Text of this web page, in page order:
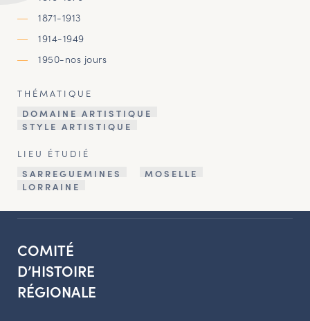
1871-1913
1914-1949
1950-nos jours
THÉMATIQUE
DOMAINE ARTISTIQUE
STYLE ARTISTIQUE
LIEU ÉTUDIÉ
SARREGUEMINES
MOSELLE
LORRAINE
COMITÉ
D’HISTOIRE
RÉGIONALE